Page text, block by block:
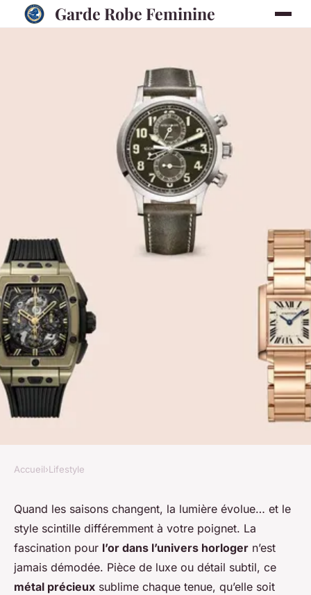
Garde Robe Feminine
LIFESTYLE
L'or dans l'horlogerie :
modernité, prestige et
créativité autour du métal
précieux
Accueil›Lifestyle
Quand les saisons changent, la lumière évolue… et le
style scintille différemment à votre poignet. La
fascination pour l’or dans l’univers horloger n’est
jamais démodée. Pièce de luxe ou détail subtil, ce
métal précieux sublime chaque tenue, qu’elle soit